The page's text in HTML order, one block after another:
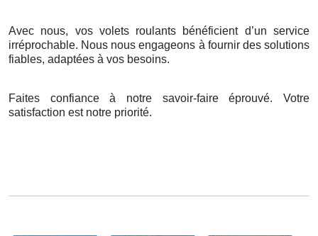
Avec nous, vos volets roulants bénéficient d’un service
irréprochable. Nous nous engageons à fournir des solutions
fiables, adaptées à vos besoins.
Faites confiance à notre savoir-faire éprouvé. Votre
satisfaction est notre priorité.